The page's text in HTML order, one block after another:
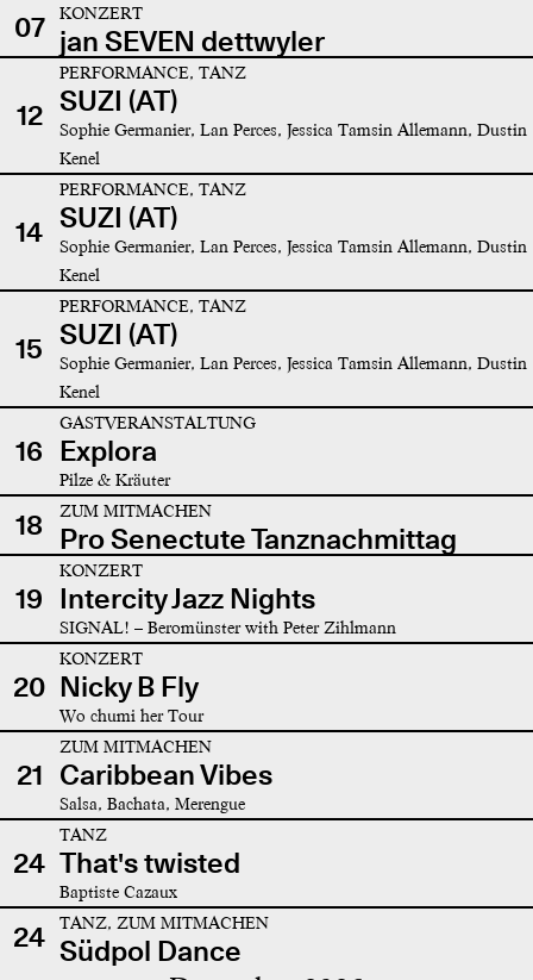
07
KONZERT
jan SEVEN dettwyler
12
PERFORMANCE, TANZ
SUZI (AT)
Sophie Germanier, Lan Perces, Jessica Tamsin Allemann, Dustin
Kenel
14
PERFORMANCE, TANZ
SUZI (AT)
Sophie Germanier, Lan Perces, Jessica Tamsin Allemann, Dustin
Kenel
15
PERFORMANCE, TANZ
SUZI (AT)
Sophie Germanier, Lan Perces, Jessica Tamsin Allemann, Dustin
Kenel
16
GASTVERANSTALTUNG
Explora
Pilze & Kräuter
18 ZUM MITMACHEN
Pro Senectute Tanznachmittag
19
KONZERT
Intercity Jazz Nights
SIGNAL! – Beromünster with Peter Zihlmann
20
KONZERT
Nicky B Fly
Wo chumi her Tour
21
ZUM MITMACHEN
Caribbean Vibes
Salsa, Bachata, Merengue
24
TANZ
That's twisted
Baptiste Cazaux
24 TANZ, ZUM MITMACHEN
Südpol Dance